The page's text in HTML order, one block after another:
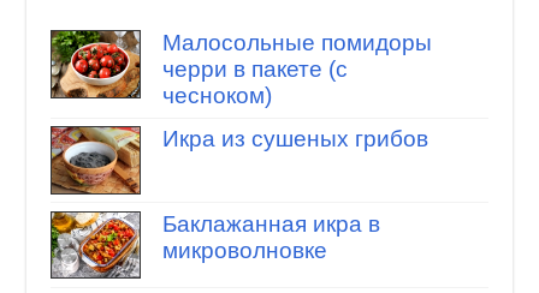
Малосольные помидоры
черри в пакете (с
чесноком)
Икра из сушеных грибов
Баклажанная икра в
микроволновке